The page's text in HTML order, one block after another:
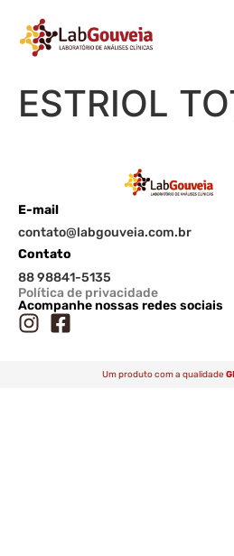
ESTRIOL
E-mail
contato@labgouveia.com.br
Contato
88 98841-5135
Política de privacidade
Acompanhe nossas redes sociais
Um produto com a qualidade